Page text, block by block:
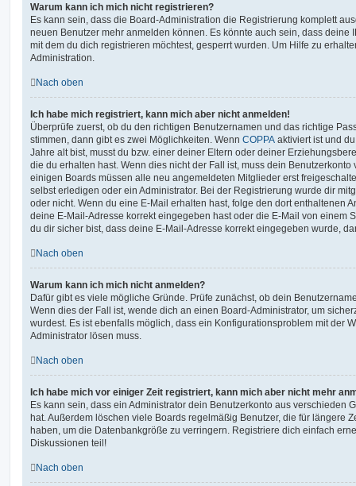
Warum kann ich mich nicht registrieren?
Es kann sein, dass die Board-Administration die Registrierung komplett
neuen Benutzer mehr anmelden können. Es könnte auch sein, dass deine
mit dem du dich registrieren möchtest, gesperrt wurden. Um Hilfe zu
Administration.
Nach oben
Ich habe mich registriert, kann mich aber nicht anmelden!
Überprüfe zuerst, ob du den richtigen Benutzernamen und das richtige
stimmen, dann gibt es zwei Möglichkeiten. Wenn COPPA aktiviert ist und
Jahre alt bist, musst du bzw. einer deiner Eltern oder deiner
die du erhalten hast. Wenn dies nicht der Fall ist, muss dein
einigen Boards müssen alle neu angemeldeten Mitglieder erst
selbst erledigen oder ein Administrator. Bei der Registrierung wurde dir
oder nicht. Wenn du eine E-Mail erhalten hast, folge den dort enthaltenen
deine E-Mail-Adresse korrekt eingegeben hast oder die E-Mail von einem
du dir sicher bist, dass deine E-Mail-Adresse korrekt eingegeben wurde,
Nach oben
Warum kann ich mich nicht anmelden?
Dafür gibt es viele mögliche Gründe. Prüfe zunächst, ob dein
Wenn dies der Fall ist, wende dich an einen Board-Administrator, um
wurdest. Es ist ebenfalls möglich, dass ein Konfigurationsproblem mit der
Administrator lösen muss.
Nach oben
Ich habe mich vor einiger Zeit registriert, kann mich aber nicht mehr
Es kann sein, dass ein Administrator dein Benutzerkonto aus verschieden
hat. Außerdem löschen viele Boards regelmäßig Benutzer, die für längere
haben, um die Datenbankgröße zu verringern. Registriere dich einfach
Diskussionen teil!
Nach oben